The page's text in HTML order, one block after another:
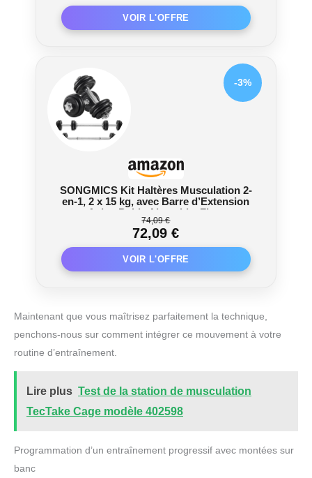
SONGMICS Kit Haltères Musculation 2-
en-1, 2 x 15 kg, avec Barre d’Extension
en Acier, Poids Ajustable, Fitness,
Musculation, Levée de Poids à la
Maison, Noir d'Encre SYL30LBK
74,09 €
72,09 €
-3%
Maintenant que vous maîtrisez parfaitement la technique,
penchons-nous sur comment intégrer ce mouvement à votre
routine d’entraînement.
Lire plus Test de la station de musculation
TecTake Cage modèle 402598
Programmation d’un entraînement progressif avec montées sur
banc